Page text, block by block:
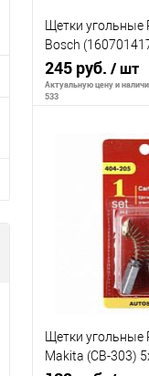
Щетки угольные
Bosch
AUTOSTOP 404-
245 руб. / шт
Актуальную цену и
533
В
К сравнению
В избранное
Щетки угольные
Makita (CB-303)